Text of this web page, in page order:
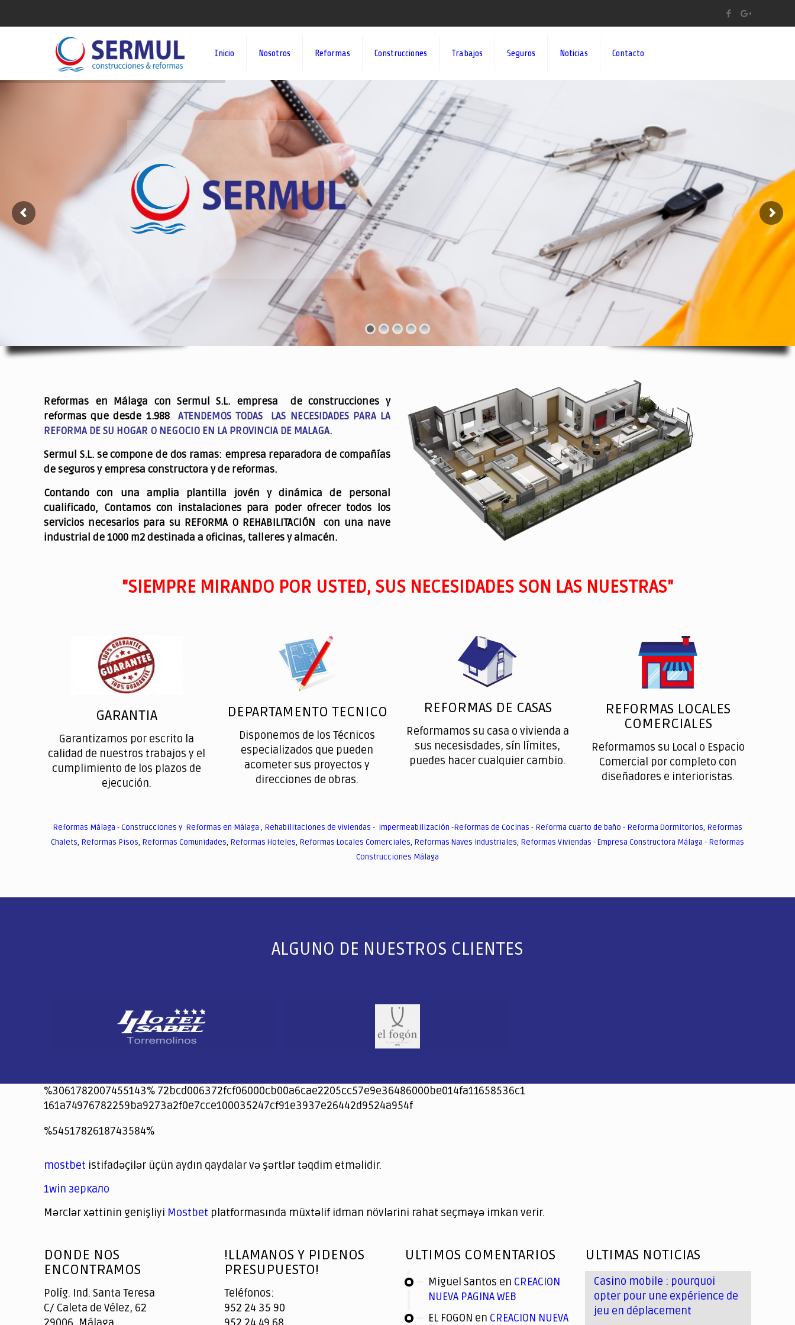
Inicio Nosotros Reformas Construcciones Trabajos Seguros Noticias Contacto
¡¡DAMOS VIDA A SUS IDEAS¡¡
Reformas en Málaga con Sermul S.L. empresa de construcciones y
reformas que desde 1.988 ATENDEMOS TODAS LAS NECESIDADES PARA LA
REFORMA DE SU HOGAR O NEGOCIO EN LA PROVINCIA DE MALAGA.
Sermul S.L. se compone de dos ramas: empresa reparadora de compañías
de seguros y empresa constructora y de reformas.
Contando con una amplia plantilla jovén y dinámica de personal
cualificado, Contamos con instalaciones para poder ofrecer todos los
servicios necesarios para su REFORMA O REHABILITACIÓN con una nave
industrial de 1000 m2 destinada a oficinas, talleres y almacén.
"SIEMPRE MIRANDO POR USTED, SUS NECESIDADES SON LAS NUESTRAS"
GARANTIA
Garantizamos por escrito la
calidad de nuestros trabajos y el
cumplimiento de los plazos de
ejecución.
DEPARTAMENTO TECNICO
Disponemos de los Técnicos
especializados que pueden
acometer sus proyectos y
direcciones de obras.
REFORMAS DE CASAS
Reformamos su casa o vivienda a
sus necesisdades, sín límites,
puedes hacer cualquier cambio.
REFORMAS LOCALES
COMERCIALES
Reformamos su Local o Espacio
Comercial por completo con
diseñadores e interioristas.
Reformas Málaga -Construcciones y Reformas en Málaga , Rehabilitaciones de viviendas - Impermeabilización -Reformas de Cocinas - Reforma cuarto de baño - Reforma Dormitorios, Reformas
Chalets, Reformas Pisos, Reformas Comunidades, Reformas Hoteles, Reformas Locales Comerciales, Reformas Naves Industriales, Reformas Viviendas -Empresa Constructora Málaga - Reformas
Construcciones Málaga
ALGUNO DE NUESTROS CLIENTES
%3061782007455143% 72bcd006372fcf06000cb00a6cae2205cc57e9e36486000be014fa11658536c1
161a74976782259ba9273a2f0e7cce100035247cf91e3937e26442d9524a954f
jeetcity
1xbet
jeet city casino
%5451782618743584%
spintiger
Avabet
Spinrise
Crown Green
Crowngreen casino login
슈가 러쉬1000 슬롯
crazy time casino online
1xcasinozambia.com
codingworldnews.com
parimatch.kr
winorio
winorio casino
winorio
mostbet istifadəçilər üçün aydın qaydalar və şərtlər təqdim etməlidir.
1win зеркало
Mərclər xəttinin genişliyi Mostbet platformasında müxtəlif idman növlərini rahat seçməyə imkan verir.
of
Casino
DONDE NOS
ENCONTRAMOS
Políg. Ind. Santa Teresa
C/ Caleta de Vélez, 62
!LLAMANOS Y PIDENOS
PRESUPUESTO!
Teléfonos:
952 24 35 90
ULTIMOS COMENTARIOS
Miguel Santos en CREACION
NUEVA PAGINA WEB
EL FOGON en CREACION NUEVA
ULTIMAS NOTICIAS
Casino mobile : pourquoi
opter pour une expérience de
jeu en déplacement